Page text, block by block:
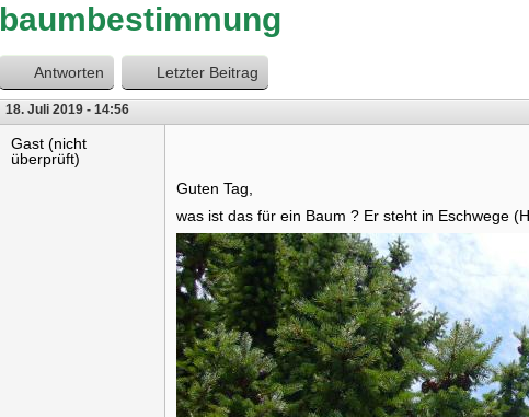
baumbestimmung
Antworten Letzter Beitrag
18. Juli 2019 - 14:56
Gast (nicht
überprüft)
Guten Tag,
was ist das für ein Baum ? Er steht in Eschwege